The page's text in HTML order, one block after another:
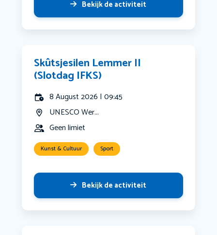
Bekijk de activiteit
Skûtsjesilen Lemmer II
(Slotdag IFKS)
8 August 2026 | 09:45
UNESCO Wer...
Geen limiet
Kunst & Cultuur Sport
Bekijk de activiteit